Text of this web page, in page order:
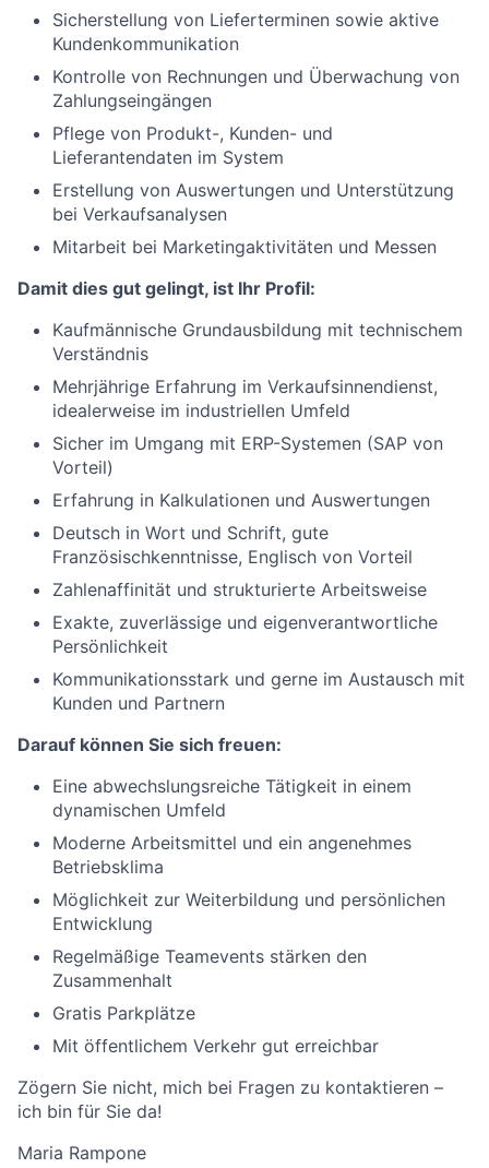
Sicherstellung von Lieferterminen sowie aktive
Kundenkommunikation
Kontrolle von Rechnungen und Überwachung von
Zahlungseingängen
Pflege von Produkt-, Kunden- und
Lieferantendaten im System
Erstellung von Auswertungen und Unterstützung
bei Verkaufsanalysen
Mitarbeit bei Marketingaktivitäten und Messen
Damit dies gut gelingt, ist Ihr Profil:
Kaufmännische Grundausbildung mit technischem
Verständnis
Mehrjährige Erfahrung im Verkaufsinnendienst,
idealerweise im industriellen Umfeld
Sicher im Umgang mit ERP-Systemen (SAP von
Vorteil)
Erfahrung in Kalkulationen und Auswertungen
Deutsch in Wort und Schrift, gute
Französischkenntnisse, Englisch von Vorteil
Zahlenaffinität und strukturierte Arbeitsweise
Exakte, zuverlässige und eigenverantwortliche
Persönlichkeit
Kommunikationsstark und gerne im Austausch mit
Kunden und Partnern
Darauf können Sie sich freuen:
Eine abwechslungsreiche Tätigkeit in einem
dynamischen Umfeld
Moderne Arbeitsmittel und ein angenehmes
Betriebsklima
Möglichkeit zur Weiterbildung und persönlichen
Entwicklung
Regelmäßige Teamevents stärken den
Zusammenhalt
Gratis Parkplätze
Mit öffentlichem Verkehr gut erreichbar
Zögern Sie nicht, mich bei Fragen zu kontaktieren –
ich bin für Sie da!
Maria Rampone